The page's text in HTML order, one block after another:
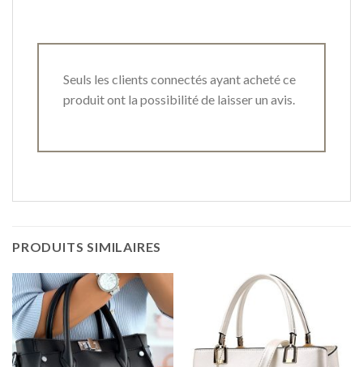
Seuls les clients connectés ayant acheté ce
produit ont la possibilité de laisser un avis.
PRODUITS SIMILAIRES